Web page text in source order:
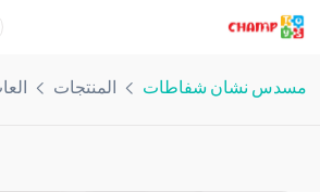
مسدس نشان شفاطات المنتجات